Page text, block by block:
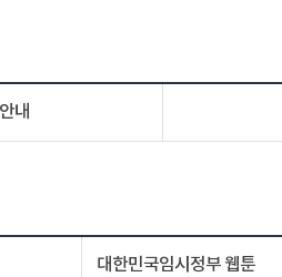
내
대한민국임시정부 웹툰